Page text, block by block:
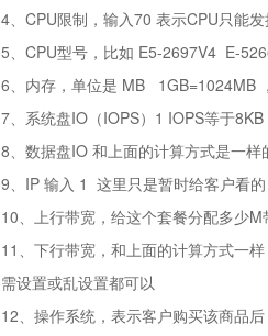
4、CPU限制，输入70 表示CPU只能发
5、CPU型号，比如 E5-2697V4 E-
6、内存，单位是 MB 1GB=1024MB
7、系统盘IO（IOPS）1 IOPS等于
8、数据盘IO 和上面的计算方式是一样
9、IP 输入 1 这里只是暂时给客户看
10、上行带宽，给这个套餐分配多少
11、下行带宽，和上面的计算方式一
需设置或乱设置都可以
12、操作系统，表示客户购买该商品后